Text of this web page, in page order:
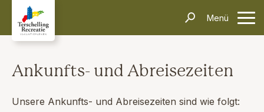
Menü
Kontakt
Unterkünfte
Informationen
Häufig gestellte Fragen
Anreise & Transport
Dörfer & Einkaufen
Aktivitäten & Tipps
Über Terschelling
Inselerlebnisse
Kontakt
Ankunfts- und Abreisezeiten
Unsere Ankunfts- und Abreisezeiten sind wie folgt: